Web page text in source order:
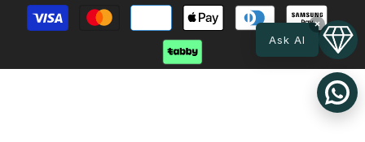
×
Ask AI
طرق
الدفع